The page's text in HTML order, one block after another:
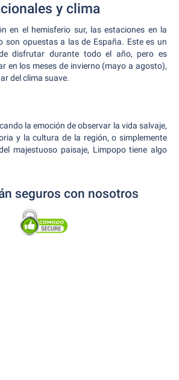
y clima
en el hemisferio sur, las estaciones en la
son opuestas a las de España. Este es un
disfrutar durante todo el año, pero es
en los meses de invierno (mayo a agosto),
del clima suave.
la emoción de observar la vida salvaje,
y la cultura de la región, o simplemente
majestuoso paisaje, Limpopo tiene algo
seguros con nosotros